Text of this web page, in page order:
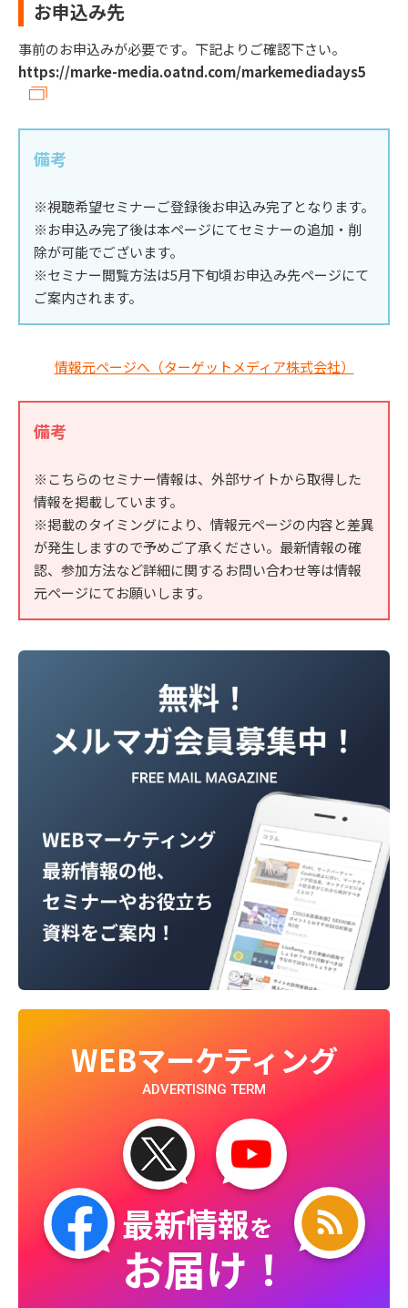
お申込み先
事前のお申込みが必要です。下記よりご確認下さい。
https://marke-media.oatnd.com/markemediadays5
備考
※視聴希望セミナーご登録後お申込み完了となります。
※お申込み完了後は本ページにてセミナーの追加・削
除が可能でございます。
※セミナー閲覧方法は5月下旬頃お申込み先ページにて
ご案内されます。
情報元ページへ（ターゲットメディア株式会社）
備考
※こちらのセミナー情報は、外部サイトから取得した
情報を掲載しています。
※掲載のタイミングにより、情報元ページの内容と差異
が発生しますので予めご了承ください。最新情報の確
認、参加方法など詳細に関するお問い合わせ等は情報
元ページにてお願いします。
WEBマーケティング
ADVERTISING TERM
最新情報を
お届け！